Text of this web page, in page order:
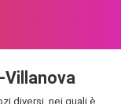
diversi, nei quali è